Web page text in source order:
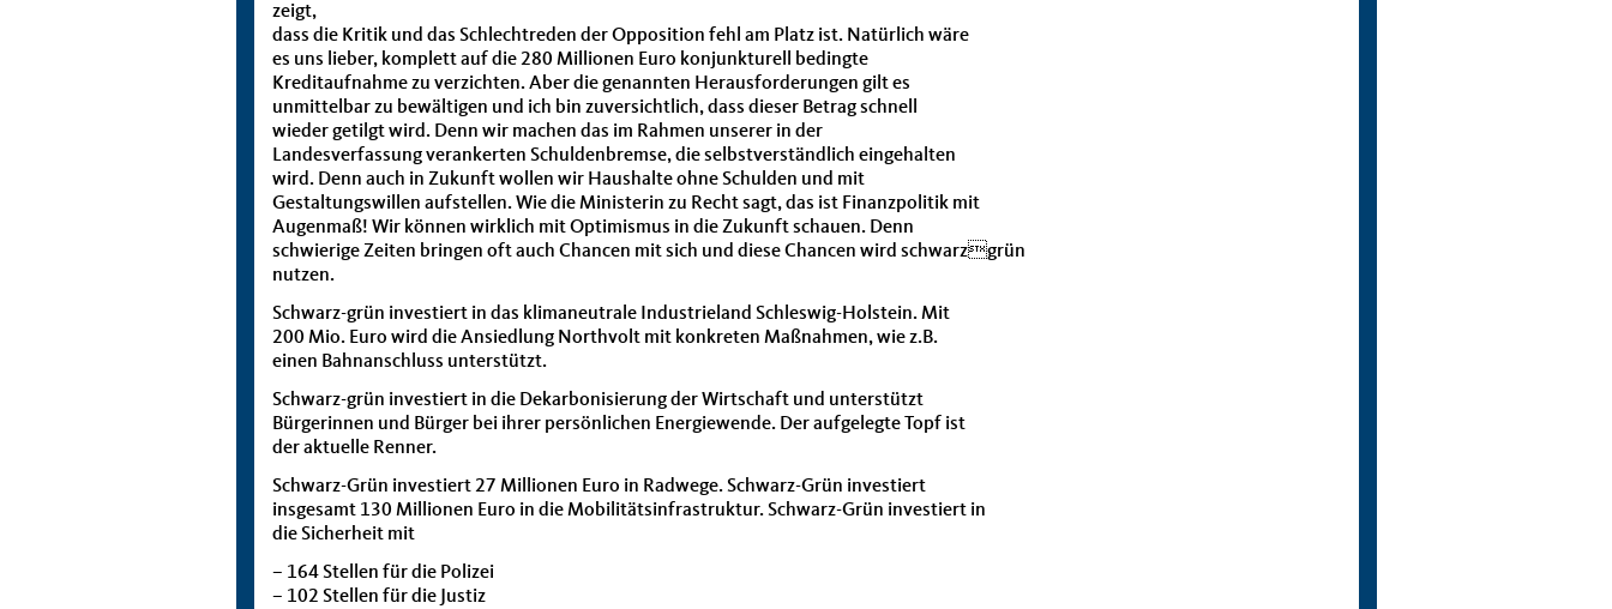
zeigt,
dass die Kritik und das Schlechtreden der Opposition fehl am Platz ist. Natürlich wäre
es uns lieber, komplett auf die 280 Millionen Euro konjunkturell bedingte
Kreditaufnahme zu verzichten. Aber die genannten Herausforderungen gilt es
unmittelbar zu bewältigen und ich bin zuversichtlich, dass dieser Betrag schnell
wieder getilgt wird. Denn wir machen das im Rahmen unserer in der
Landesverfassung verankerten Schuldenbremse, die selbstverständlich eingehalten
wird. Denn auch in Zukunft wollen wir Haushalte ohne Schulden und mit
Gestaltungswillen aufstellen. Wie die Ministerin zu Recht sagt, das ist Finanzpolitik mit
Augenmaß! Wir können wirklich mit Optimismus in die Zukunft schauen. Denn
schwierige Zeiten bringen oft auch Chancen mit sich und diese Chancen wird schwarzgrün
nutzen.
Schwarz-grün investiert in das klimaneutrale Industrieland Schleswig-Holstein. Mit
200 Mio. Euro wird die Ansiedlung Northvolt mit konkreten Maßnahmen, wie z.B.
einen Bahnanschluss unterstützt.
Schwarz-grün investiert in die Dekarbonisierung der Wirtschaft und unterstützt
Bürgerinnen und Bürger bei ihrer persönlichen Energiewende. Der aufgelegte Topf ist
der aktuelle Renner.
Schwarz-Grün investiert 27 Millionen Euro in Radwege. Schwarz-Grün investiert
insgesamt 130 Millionen Euro in die Mobilitätsinfrastruktur. Schwarz-Grün investiert in
die Sicherheit mit
– 164 Stellen für die Polizei
– 102 Stellen für die Justiz